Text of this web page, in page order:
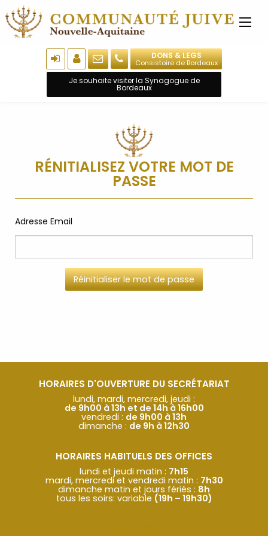
DONS & LEGS
Consistoire de Bordeaux
Je souhaite visiter la Synagogue de
Bordeaux
RÉNITIALISEZ VOTRE MOT DE
PASSE
Adresse Email
HORAIRES D'OUVERTURE DU SECRÉTARIAT
lundi, mardi, mercredi, jeudi :
de 9h00 à 13h et de 14h à 16h00
vendredi : de 9h00 à 13h
dimanche : de 9h à 12h30
HORAIRES HABITUELS DES OFFICES
lundi et jeudi matin : 7h15
mardi, mercredi et vendredi matin : 7h30
dimanche matin et jours fériés : 8h
tous les soirs: variable (19h – 19h30)